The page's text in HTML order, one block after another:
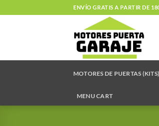
al
ENVÍO GRATIS A PARTIR DE
MOTORES DE PUERTAS (KITS)
MENU CART